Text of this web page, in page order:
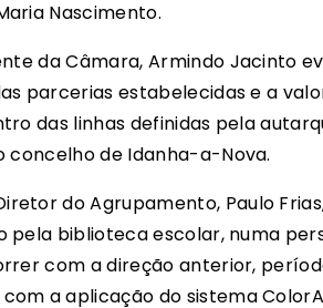
Nascimento.
da Câmara, Armindo Jacinto
parcerias estabelecidas e a
das linhas definidas pela
concelho de Idanha-a-Nova.
do Agrupamento, Paulo
pela biblioteca escolar, numa
com a direção anterior,
a aplicação do sistema